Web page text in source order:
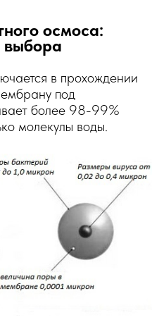
осмоса:
выбора
в прохождении
под
более 98-99%
молекулы воды.